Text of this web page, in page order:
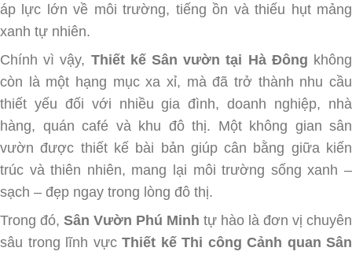
áp lực lớn về môi trường, tiếng ồn và thiếu hụt mảng
xanh tự nhiên.
Chính vì vậy, Thiết kế Sân vườn tại Hà Đông không
còn là một hạng mục xa xỉ, mà đã trở thành nhu cầu
thiết yếu đối với nhiều gia đình, doanh nghiệp, nhà
hàng, quán café và khu đô thị. Một không gian sân
vườn được thiết kế bài bản giúp cân bằng giữa kiến
trúc và thiên nhiên, mang lại môi trường sống xanh –
sạch – đẹp ngay trong lòng đô thị.
Trong đó, Sân Vườn Phú Minh tự hào là đơn vị chuyên
sâu trong lĩnh vực Thiết kế Thi công Cảnh quan Sân